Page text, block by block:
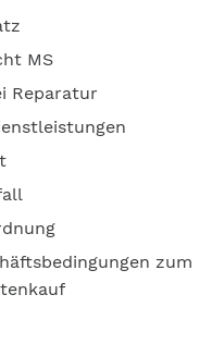
MS
Reparatur
zum